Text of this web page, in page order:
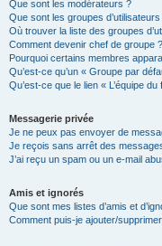
Que sont les modérateurs ?
Que sont les groupes d’utilisateurs
Où trouver la liste des groupes
Comment devenir chef de groupe ?
Pourquoi certains membres
Qu’est-ce qu’un « Groupe par
Qu’est-ce que le lien « L’équipe du
Messagerie privée
Je ne peux pas envoyer de
Je reçois sans arrêt des
J’ai reçu un spam ou un e-mail
Amis et ignorés
Que sont mes listes d’amis et
Comment puis-je ajouter/